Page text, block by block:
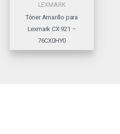
LEXMARK
Tóner Amarillo para
Lexmark CX 921 –
76CX0HY0